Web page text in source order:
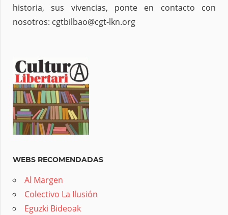
historia, sus vivencias, ponte en contacto con
nosotros: cgtbilbao@cgt-lkn.org
WEBS RECOMENDADAS
Al Margen
Colectivo La Ilusión
Eguzki Bideoak